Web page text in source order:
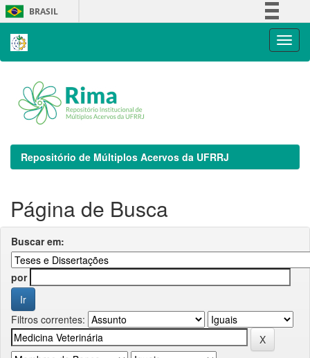
Skip
navigation
BRASIL
Repositório de Múltiplos Acervos da UFRRJ
Página de Busca
Buscar em:
por
Filtros correntes: